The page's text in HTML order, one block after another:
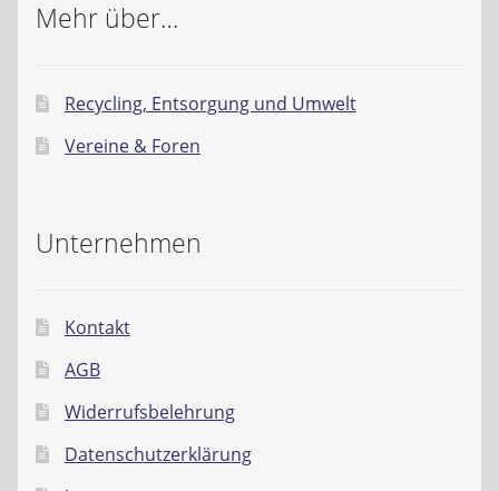
Mehr über…
Recycling, Entsorgung und Umwelt
Vereine & Foren
Unternehmen
Kontakt
AGB
Widerrufsbelehrung
Datenschutzerklärung